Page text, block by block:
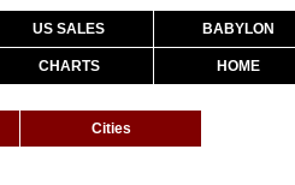
US SALES BABYLON
CHARTS HOME
Cities